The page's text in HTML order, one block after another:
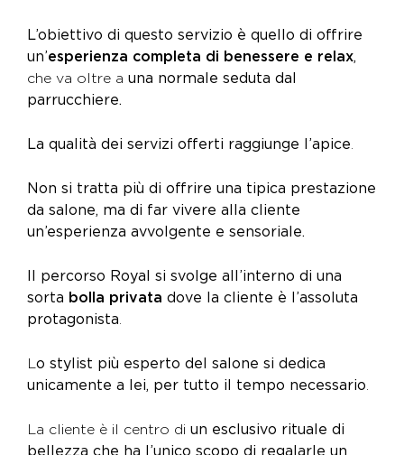
L’obiettivo di questo servizio è quello di offrire
un’esperienza completa di benessere e relax,
che va oltre a una normale seduta dal
parrucchiere.
La qualità dei servizi offerti raggiunge l’apice.
Non si tratta più di offrire una tipica prestazione
da salone, ma di far vivere alla cliente
un’esperienza avvolgente e sensoriale.
Il percorso Royal si svolge all’interno di una
sorta bolla privata dove la cliente è l’assoluta
protagonista.
Lo stylist più esperto del salone si dedica
unicamente a lei, per tutto il tempo necessario.
La cliente è il centro di un esclusivo rituale di
bellezza che ha l’unico scopo di regalarle un